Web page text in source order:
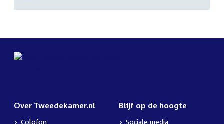
Over Tweedekamer.nl
Colofon
Blijf op de hoogte
Sociale media